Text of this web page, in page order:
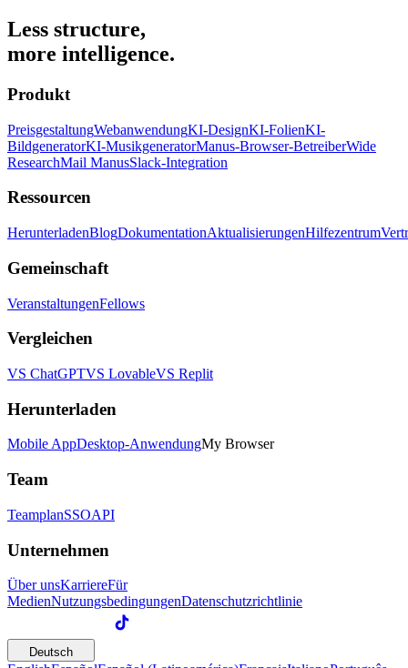
Less structure,
more intelligence.
Produkt
PreisgestaltungWebanwendungKI-DesignKI-FolienKI-
BildgeneratorKI-MusikgeneratorManus-Browser-BetreiberWide
ResearchMail ManusSlack-Integration
Ressourcen
HerunterladenBlogDokumentationAktualisierungenHilfezentrum
Gemeinschaft
VeranstaltungenFellows
Vergleichen
VS ChatGPTVS LovableVS Replit
Herunterladen
Mobile AppDesktop-AnwendungMy Browser
Team
TeamplanSSOAPI
Unternehmen
Über unsKarriereFür
MedienNutzungsbedingungenDatenschutzrichtlinie
Deutsch